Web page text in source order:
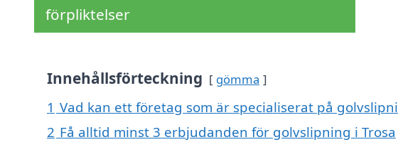
förpliktelser
Innehållsförteckning gömma
1 Vad kan ett företag som är specialiserat på
2 Få alltid minst 3 erbjudanden för golvslipning i Trosa